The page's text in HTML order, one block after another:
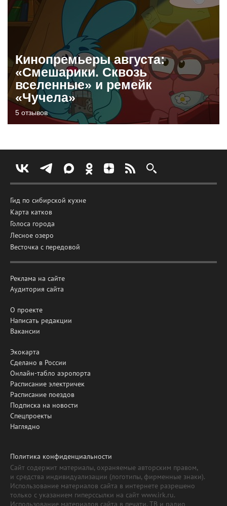
Кинопремьеры августа:
«Смешарики. Сквозь
вселенные» и ремейк
«Чучела»
5 отзывов
Гид по сибирской кухне
Карта катков
Голоса города
Лесное озеро
Весточка с передовой
Реклама на сайте
Аудитория сайта
О проекте
Написать редакции
Вакансии
Экокарта
Сделано в России
Онлайн-табло аэропорта
Расписание электричек
Расписание поездов
Подписка на новости
Спецпроекты
Наглядно
Политика конфиденциальности
Сайт содержит материалы, охраняемые авторским правом,
и средства индивидуализации (логотипы, фирменные знаки).
Использование материалов сайта в интернете разрешено
только с указанием гиперссылки на сайт www.irk.ru.
Использование материалов сайта в печати, ТВ и радио